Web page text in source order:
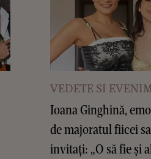
VEDETE SI
Ioana Ginghină,
de majoratul fiicei
invitați: „O să fie și